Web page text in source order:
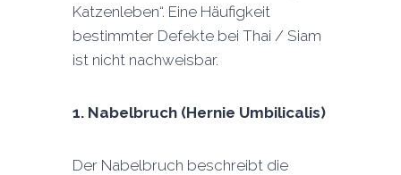
Katzenleben“. Eine Häufigkeit
bestimmter Defekte bei Thai / Siam
ist nicht nachweisbar.
1. Nabelbruch (Hernie Umbilicalis)
Der Nabelbruch beschreibt die